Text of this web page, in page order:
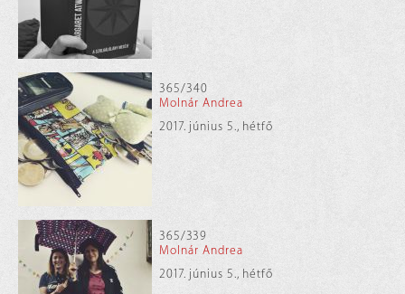
365/340
Molnár Andrea
2017. június 5., hétfő
365/339
Molnár Andrea
2017. június 5., hétfő